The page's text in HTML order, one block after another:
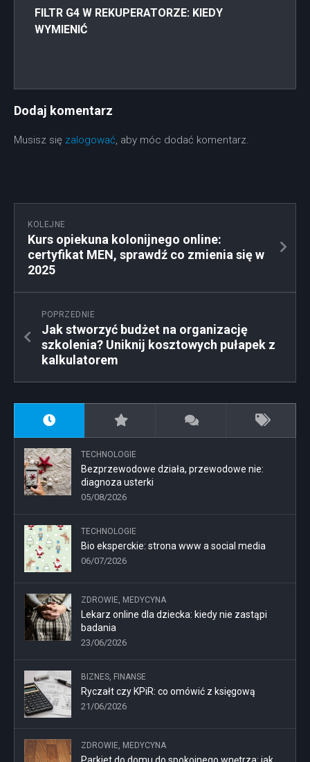
FILTR G4 W REKUPERATORZE: KIEDY
WYMIENIĆ
Dodaj komentarz
Musisz się zalogować, aby móc dodać komentarz.
KOLEJNE
Kurs opiekuna kolonijnego online:
certyfikat MEN, sprawdź co zmienia się w
2025
POPRZEDNIE
Jak stworzyć budżet na organizację
szkolenia? Uniknij kosztowych pułapek z
kalkulatorem
TECHNOLOGIE
Bezprzewodowe działa, przewodowe nie:
diagnoza usterki
05/08/2026
TECHNOLOGIE
Bio eksperckie: strona www a social media
06/07/2026
ZDROWIE, MEDYCYNA
Lekarz online dla dziecka: kiedy nie zastąpi
badania
23/06/2026
BIZNES, FINANSE
Ryczałt czy KPiR: co omówić z księgową
21/06/2026
ZDROWIE, MEDYCYNA